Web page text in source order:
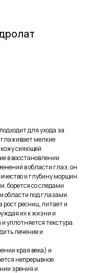
для ухода за
мелкие
сияющей.
в восстановлении
в области глаз, он
и глубину морщин.
борется со следами
области под глазами.
ресниц, питает и
их к жизни и
уплотняется текстура.
лечение и
края века) и
непрерывное
зрения и